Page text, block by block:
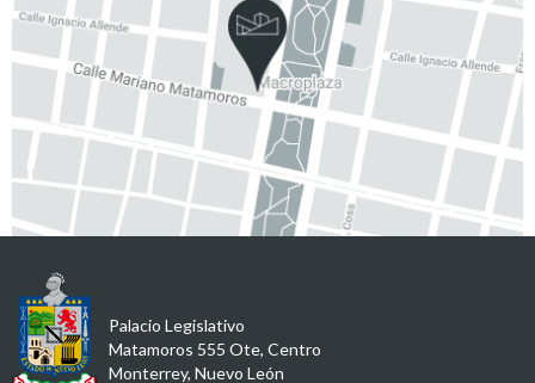
Palacio Legislativo
Matamoros 555 Ote, Centro
Monterrey, Nuevo León